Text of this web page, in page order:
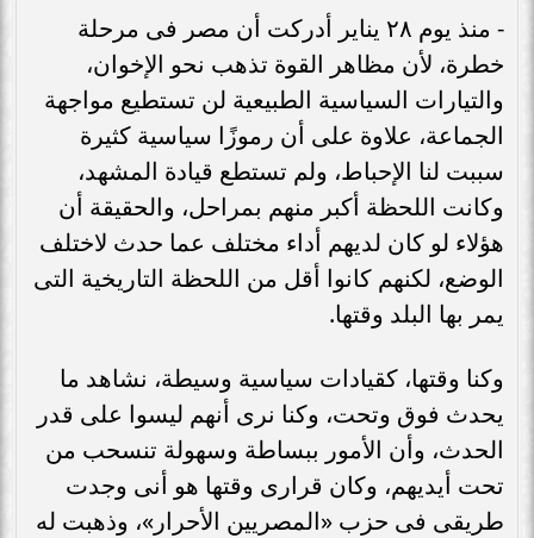
- منذ يوم ٢٨ يناير أدركت أن مصر فى مرحلة
خطرة، لأن مظاهر القوة تذهب نحو الإخوان،
والتيارات السياسية الطبيعية لن تستطيع مواجهة
الجماعة، علاوة على أن رموزًا سياسية كثيرة
سببت لنا الإحباط، ولم تستطع قيادة المشهد،
وكانت اللحظة أكبر منهم بمراحل، والحقيقة أن
هؤلاء لو كان لديهم أداء مختلف عما حدث لاختلف
الوضع، لكنهم كانوا أقل من اللحظة التاريخية التى
يمر بها البلد وقتها.
وكنا وقتها، كقيادات سياسية وسيطة، نشاهد ما
يحدث فوق وتحت، وكنا نرى أنهم ليسوا على قدر
الحدث، وأن الأمور ببساطة وسهولة تنسحب من
تحت أيديهم، وكان قرارى وقتها هو أنى وجدت
طريقى فى حزب «المصريين الأحرار»، وذهبت له